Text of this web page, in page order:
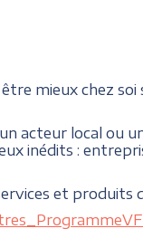
mieux chez soi
acteur local ou
inédits :
et produits